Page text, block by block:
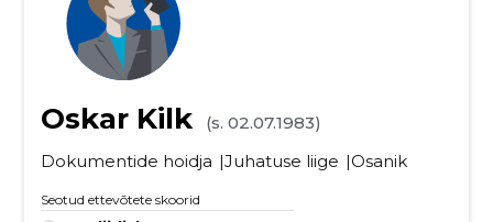
Oskar Kilk
(s. 02.07.1983)
Dokumentide hoidja
Juhatuse liige Osanik
Seotud ettevõtete skoorid